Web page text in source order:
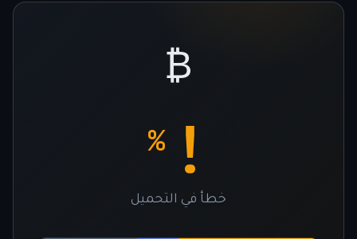
₿
!
%
خطأ في التحميل